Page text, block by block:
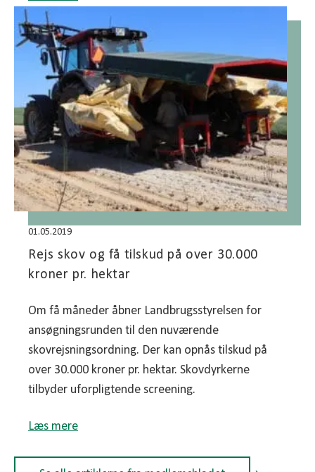
01.05.2019
Rejs skov og få tilskud på over 30.000
kroner pr. hektar
Om få måneder åbner Landbrugsstyrelsen for
ansøgningsrunden til den nuværende
skovrejsningsordning. Der kan opnås tilskud på
over 30.000 kroner pr. hektar. Skovdyrkerne
tilbyder uforpligtende screening.
Læs mere